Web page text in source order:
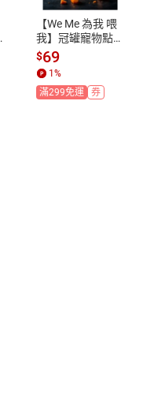
【We Me 為我 喂
我】冠罐寵物點
心｜全樂天最巨
款🔥一支抵多支
🍭超滿足咬咬快
感！｜寵物點心
$69
1%
滿299免運
券